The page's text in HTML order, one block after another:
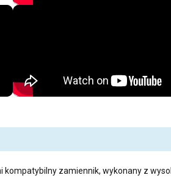
kompatybilny zamiennik, wykonany z